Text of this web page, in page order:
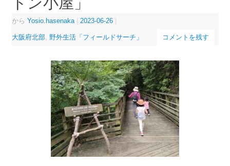
から Yosio.hasenaka 2023-06-26
大阪府北部, 野外生活「フィールドサーチ」 コメントを残す